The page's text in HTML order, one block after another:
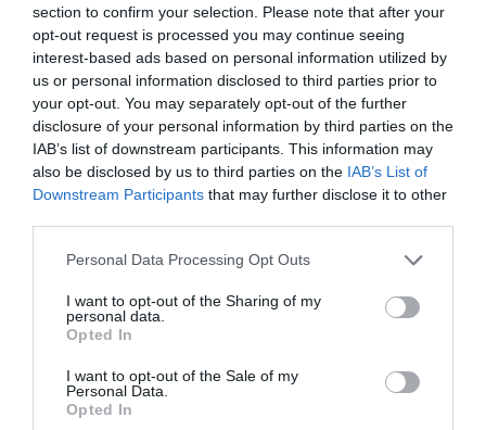
section to confirm your selection. Please note that after your
opt-out request is processed you may continue seeing
interest-based ads based on personal information utilized by
us or personal information disclosed to third parties prior to
your opt-out. You may separately opt-out of the further
disclosure of your personal information by third parties on the
IAB’s list of downstream participants. This information may
also be disclosed by us to third parties on the IAB’s List of
Downstream Participants that may further disclose it to other
Please note that this website/app uses one or more Google
not limited to your visit or usage behaviour. You may click to
grant or deny consent to Google and its third-party tags to
use your data for below specified purposes in below Google
consent section.
Personal Data Processing Opt Outs
I want to opt-out of the Sharing of my
personal data.
Opted In
I want to opt-out of the Sale of my
Personal Data.
Opted In
homárral töltve, fürjtojással és biogazdaságban
nevelt salátalevelekkel.
A főétel egy windsori fácánmell volt, leveles
kelkáposztába göngyölve, sült zellergumó
pürével, valamint gratinírozott burgonya suffolki
különlegesre sikeredett:
az asztalra fagyasztott
bombe került, ami egy francia ínyencség,
szamoai vaníliafagylalttal és Balmoralból
származó szilvából készül sörbettel.